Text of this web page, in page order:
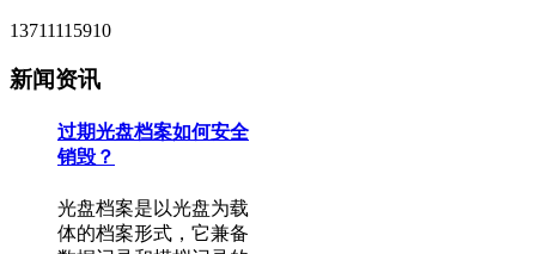
13711115910
新闻资讯
过期光盘档案如何安全
销毁？
光盘档案是以光盘为载
体的档案形式，它兼备